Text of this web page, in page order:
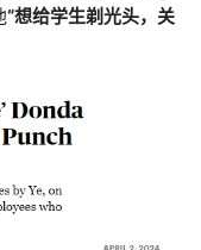
“想给学生剃光头，关